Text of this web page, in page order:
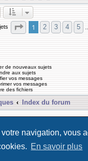
navigation, vous
En savoir plus
Page 1sur17
1 2 3 4 5
de nouveaux sujets
aux sujets
vos messages
vos messages
des fichiers
Index du forum